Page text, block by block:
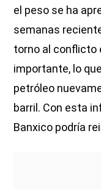
el peso se ha
semanas
torno al conflicto
importante, lo
petróleo
barril. Con esta
Banxico podría